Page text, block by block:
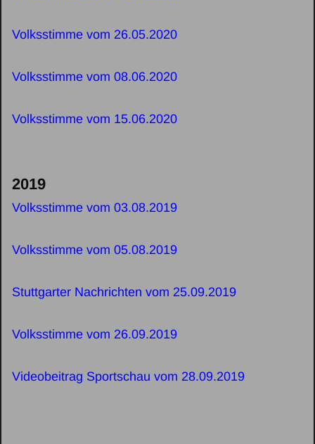
Volksstimme vom 26.05.2020
Volksstimme vom 08.06.2020
Volksstimme vom 15.06.2020
2019
Volksstimme vom 03.08.2019
Volksstimme vom 05.08.2019
Stuttgarter Nachrichten vom 25.09.2019
Volksstimme vom 26.09.2019
Videobeitrag Sportschau vom 28.09.2019